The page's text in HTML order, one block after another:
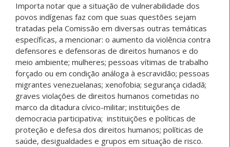
Importa notar que a situação de vulnerabilidade dos
povos indígenas faz com que suas questões sejam
tratadas pela Comissão em diversas outras temáticas
específicas, a mencionar: o aumento da violência contra
defensores e defensoras de direitos humanos e do
meio ambiente; mulheres; pessoas vítimas de trabalho
forçado ou em condição análoga à escravidão; pessoas
migrantes venezuelanas; xenofobia; segurança cidadã;
graves violações de direitos humanos cometidas no
marco da ditadura cívico-militar; instituições de
democracia participativa; instituições e políticas de
proteção e defesa dos direitos humanos; políticas de
saúde, desigualdades e grupos em situação de risco.